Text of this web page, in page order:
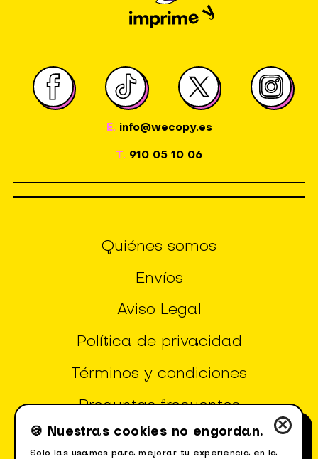
E. info@wecopy.es
T. 910 05 10 06
Quiénes somos
Envíos
Aviso Legal
Política de privacidad
Términos y condiciones
Preguntas frecuentes
Configuración de Cookies
×
🍪 Nuestras cookies no engordan.
Solo las usamos para mejorar tu experiencia en la